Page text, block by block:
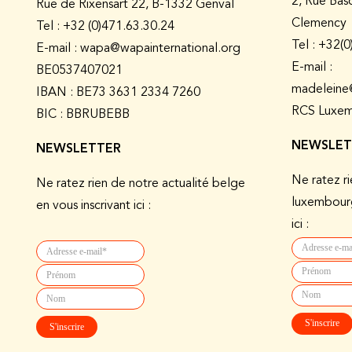
Rue de Rixensart 22, B-1332 Genval
Tel : +32 (0)471.63.30.24
E-mail : wapa@wapainternational.org
BE0537407021
IBAN : BE73 3631 2334 7260
BIC : BBRUBEBB
NEWSLETTER
Ne ratez rien de notre actualité belge
en vous inscrivant ici :
Clemency
Tel :
E-mail :
RCS
Ne ratez
ici :